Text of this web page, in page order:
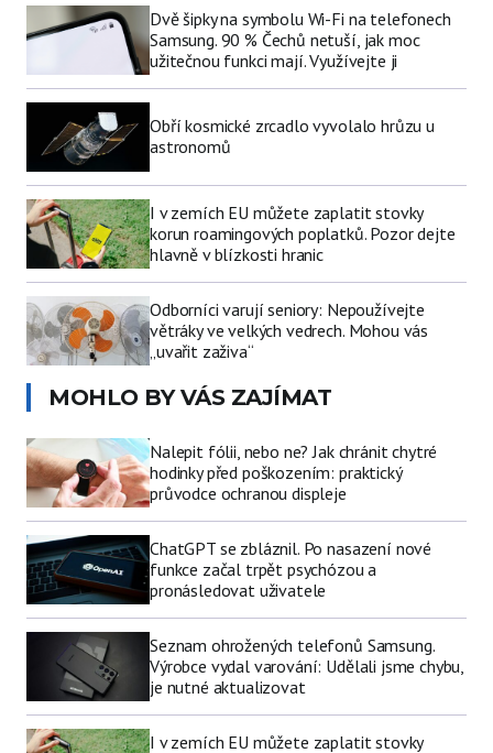
Dvě šipky na symbolu Wi-Fi na telefonech
Samsung. 90 % Čechů netuší, jak moc
užitečnou funkci mají. Využívejte ji
Obří kosmické zrcadlo vyvolalo hrůzu u
astronomů
I v zemích EU můžete zaplatit stovky
korun roamingových poplatků. Pozor dejte
hlavně v blízkosti hranic
Odborníci varují seniory: Nepoužívejte
větráky ve velkých vedrech. Mohou vás
„uvařit zaživa“
MOHLO BY VÁS ZAJÍMAT
Nalepit fólii, nebo ne? Jak chránit chytré
hodinky před poškozením: praktický
průvodce ochranou displeje
ChatGPT se zbláznil. Po nasazení nové
funkce začal trpět psychózou a
pronásledovat uživatele
Seznam ohrožených telefonů Samsung.
Výrobce vydal varování: Udělali jsme chybu,
je nutné aktualizovat
I v zemích EU můžete zaplatit stovky